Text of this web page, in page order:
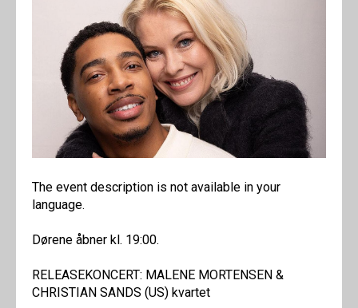
The event description is not available in your
language.
Dørene åbner kl. 19:00.
RELEASEKONCERT: MALENE MORTENSEN &
CHRISTIAN SANDS (US) kvartet